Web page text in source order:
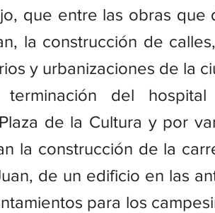
que entre las obras que
la construcción de
y urbanizaciones de la
del
de la Cultura y por
la construcción de la
de un edificio en las
para los